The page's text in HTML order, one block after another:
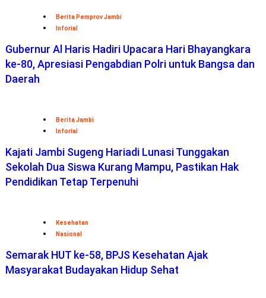
Berita Pemprov Jambi
Inforial
Gubernur Al Haris Hadiri Upacara Hari Bhayangkara
ke-80, Apresiasi Pengabdian Polri untuk Bangsa dan
Daerah
Berita Jambi
Inforial
Kajati Jambi Sugeng Hariadi Lunasi Tunggakan
Sekolah Dua Siswa Kurang Mampu, Pastikan Hak
Pendidikan Tetap Terpenuhi
Kesehatan
Nasional
Semarak HUT ke-58, BPJS Kesehatan Ajak
Masyarakat Budayakan Hidup Sehat